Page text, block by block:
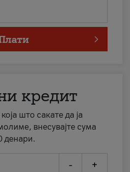
кредит
што сакате да ја
внесувајте сума
денари.
- +